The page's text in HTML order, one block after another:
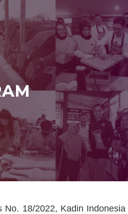
No. 18/2022, Kadin